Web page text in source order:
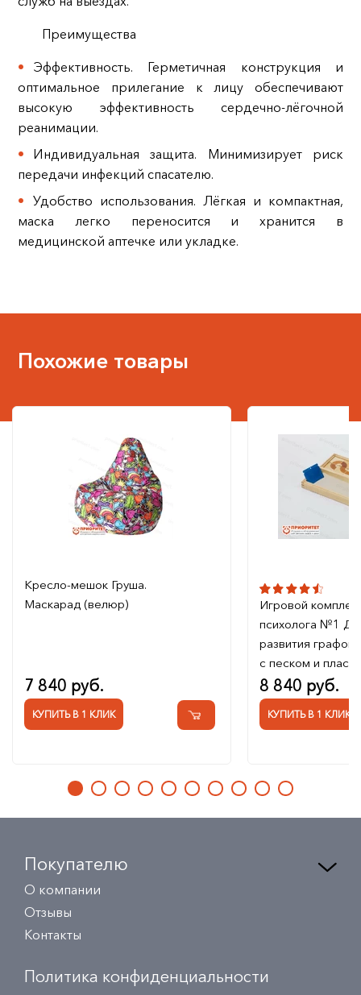
Преимущества
Эффективность. Герметичная конструкция и
оптимальное прилегание к лицу обеспечивают
высокую эффективность сердечно-лёгочной
реанимации.
Индивидуальная защита. Минимизирует риск
передачи инфекций спасателю.
Удобство использования. Лёгкая и компактная,
маска легко переносится и хранится в
медицинской аптечке или укладке.
Похожие товары
Кресло-мешок Груша.
Маскарад (велюр)
7 840 руб.
КУПИТЬ В 1 КЛИК
Игровой
психолога №1
развития
с песком и
8 840 руб.
КУПИТЬ В 1 КЛИК
Покупателю
О компании
Отзывы
Контакты
Политика конфиденциальности